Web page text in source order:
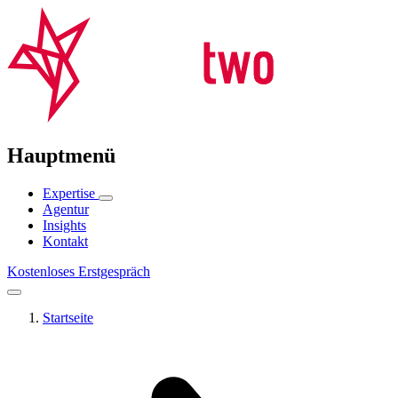
Hauptmenü
Expertise
Agentur
Insights
Kontakt
Kostenloses Erstgespräch
Startseite